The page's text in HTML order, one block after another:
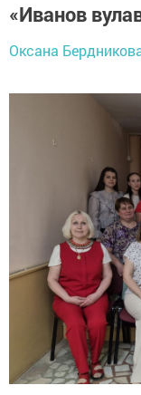
«Иванов
Оксана